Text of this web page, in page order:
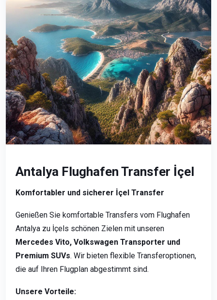
Antalya Flughafen Transfer İçel
Komfortabler und sicherer İçel Transfer
Genießen Sie komfortable Transfers vom Flughafen
Antalya zu İçels schönen Zielen mit unseren
Mercedes Vito, Volkswagen Transporter und
Premium SUVs. Wir bieten flexible Transferoptionen,
die auf Ihren Flugplan abgestimmt sind.
Unsere Vorteile: